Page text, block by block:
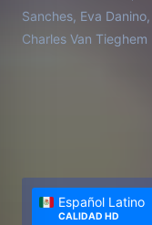
Sanches, Eva
Charles Van Tieghem
Español Latino
CALIDAD HD